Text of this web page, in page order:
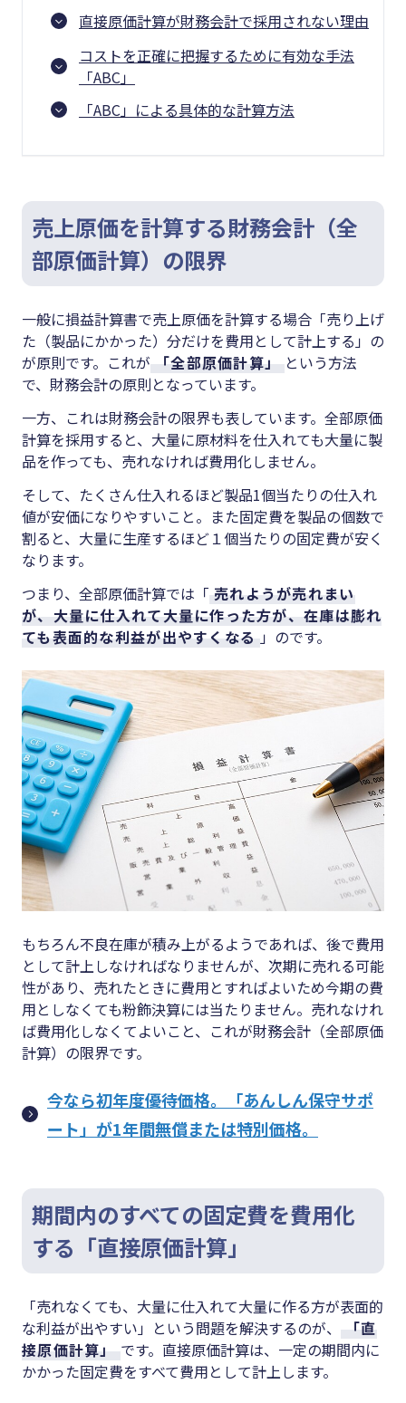
直接原価計算が財務会計で採用されない理由
コストを正確に把握するために有効な手法
「ABC」
「ABC」による具体的な計算方法
売上原価を計算する財務会計（全
部原価計算）の限界
一般に損益計算書で売上原価を計算する場合「売り上げ
た（製品にかかった）分だけを費用として計上する」の
が原則です。これが 「全部原価計算」 という方法
で、財務会計の原則となっています。
一方、これは財務会計の限界も表しています。全部原価
計算を採用すると、大量に原材料を仕入れても大量に製
品を作っても、売れなければ費用化しません。
そして、たくさん仕入れるほど製品1個当たりの仕入れ
値が安価になりやすいこと。また固定費を製品の個数で
割ると、大量に生産するほど１個当たりの固定費が安く
なります。
つまり、全部原価計算では「 売れようが売れまい
が、大量に仕入れて大量に作った方が、在庫は膨れ
ても表面的な利益が出やすくなる 」のです。
もちろん不良在庫が積み上がるようであれば、後で費用
として計上しなければなりませんが、次期に売れる可能
性があり、売れたときに費用とすればよいため今期の費
用としなくても粉飾決算には当たりません。売れなけれ
ば費用化しなくてよいこと、これが財務会計（全部原価
計算）の限界です。
今なら初年度優待価格。「あんしん保守サポ
ート」が1年間無償または特別価格。
期間内のすべての固定費を費用化
する「直接原価計算」
「売れなくても、大量に仕入れて大量に作る方が表面的
な利益が出やすい」という問題を解決するのが、
「直
接原価計算」 です。直接原価計算は、一定の期間内に
かかった固定費をすべて費用として計上します。